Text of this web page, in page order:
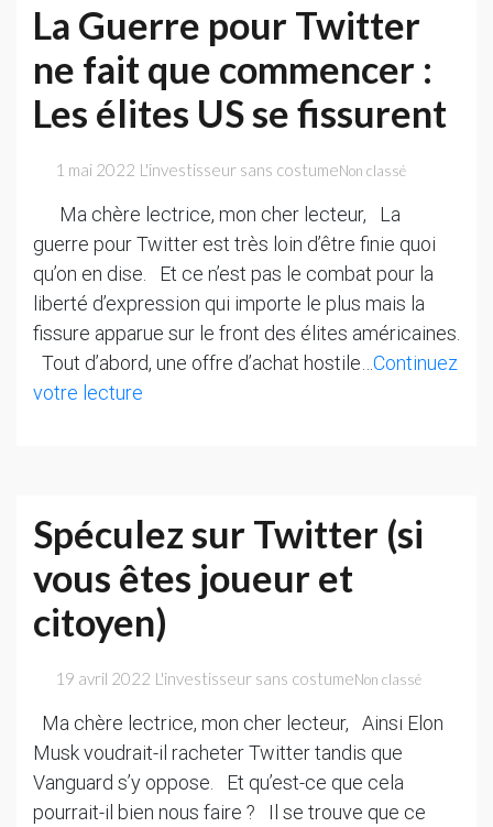
pauvreté
La Guerre pour Twitter
ne fait que commencer :
Les élites US se fissurent
1 mai 2022 L'investisseur sans costumeNon classé
Ma chère lectrice, mon cher lecteur, La
guerre pour Twitter est très loin d’être finie quoi
qu’on en dise. Et ce n’est pas le combat pour la
liberté d’expression qui importe le plus mais la
fissure apparue sur le front des élites américaines.
Tout d’abord, une offre d’achat hostile…Continuez
votre lecture
fait
que
commencer :
Les
US
se
fissurent
Spéculez sur Twitter (si
vous êtes joueur et
citoyen)
19 avril 2022 L'investisseur sans costumeNon classé
Ma chère lectrice, mon cher lecteur, Ainsi Elon
Musk voudrait-il racheter Twitter tandis que
Vanguard s’y oppose. Et qu’est-ce que cela
pourrait-il bien nous faire ? Il se trouve que ce